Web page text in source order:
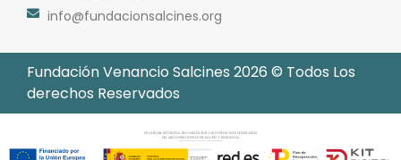
info@fundacionsalcines.org
Fundación Venancio Salcines 2026 © Todos Los
derechos Reservados